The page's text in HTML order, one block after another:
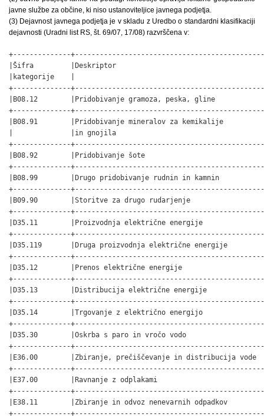
javne službe za občine, ki niso ustanoviteljice javnega podjetja.
(3) Dejavnost javnega podjetja je v skladu z Uredbo o standardni klasifikaciji
dejavnosti (Uradni list RS, št. 69/07, 17/08) razvrščena v:
+--------------+------------------------------------------------+
|Šifra         |Deskriptor                                      |
|kategorije    |                                                |
+--------------+------------------------------------------------+
|B08.12        |Pridobivanje gramoza, peska, gline              |
+--------------+------------------------------------------------+
|B08.91        |Pridobivanje mineralov za kemikalije            |
|              |in gnojila                                      |
+--------------+------------------------------------------------+
|B08.92        |Pridobivanje šote                               |
+--------------+------------------------------------------------+
|B08.99        |Drugo pridobivanje rudnin in kamnin             |
+--------------+------------------------------------------------+
|B09.90        |Storitve za drugo rudarjenje                    |
+--------------+------------------------------------------------+
|D35.11        |Proizvodnja električne energije                 |
+--------------+------------------------------------------------+
|D35.119       |Druga proizvodnja električne energije           |
+--------------+------------------------------------------------+
|D35.12        |Prenos električne energije                      |
+--------------+------------------------------------------------+
|D35.13        |Distribucija električne energije                |
+--------------+------------------------------------------------+
|D35.14        |Trgovanje z električno energijo                 |
+--------------+------------------------------------------------+
|D35.30        |Oskrba s paro in vročo vodo                     |
+--------------+------------------------------------------------+
|E36.00        |Zbiranje, prečiščevanje in distribucija vode    |
+--------------+------------------------------------------------+
|E37.00        |Ravnanje z odplakami                            |
+--------------+------------------------------------------------+
|E38.11        |Zbiranje in odvoz nenevarnih odpadkov           |
+--------------+------------------------------------------------+
|E38.12        |Zbiranje in odvoz nevarnih odpadkov             |
+--------------+------------------------------------------------+
|E38.21        |Ravnanje z nenevarnimi odpadki                  |
+--------------+------------------------------------------------+
|E38.22        |Ravnanje z nevarnimi odpadki                    |
+--------------+------------------------------------------------+
|E38.3         |Pridobivanje sekundarnih surovin                |
+--------------+------------------------------------------------+
|E38.31        |Demontaža odpadnih naprav                       |
+--------------+------------------------------------------------+
|E38.32        |Pridobivanje sekundarnih surovin                |
|              |iz ostankov in odpadkov                         |
+--------------+------------------------------------------------+
|E38.320       |Pridobivanje sekundarnih surovin                |
|              |iz ostankov in odpadkov                         |
+--------------+------------------------------------------------+
|E39.00        |Saniranje okolja in drugo ravnanje              |
|              |z odpadki                                       |
+--------------+------------------------------------------------+
|F41.10        |Organizacija izvedbe stavbnih projektov         |
+--------------+------------------------------------------------+
|F41.20        |Gradnja stanovanjskih in nestanovanjskih stavb  |
+--------------+------------------------------------------------+
|F42.11        |Gradnja cest                                    |
+--------------+------------------------------------------------+
|F42.12        |Gradnja železnic in podzemnih železnic          |
+--------------+------------------------------------------------+
|F42.13        |Gradnja mostov in predorov                      |
+--------------+------------------------------------------------+
|F42.21        |Gradnja objektov oskrbne infrastrukture         |
|              |za tekočine in pline                            |
+--------------+------------------------------------------------+
|F42.22        |Gradnja objektov oskrbne infrastrukture         |
|              |za elektriko in telekomunikacije                |
+--------------+------------------------------------------------+
|F42.91        |Gradnja vodnih objektov                         |
+--------------+------------------------------------------------+
|F42.99        |Gradnja drugih objektov nizke gradnje           |
+--------------+------------------------------------------------+
|F43.11        |Rušenje objektov                                |
+--------------+------------------------------------------------+
|F43.12        |Zemeljska pripravljalna dela                    |
+--------------+------------------------------------------------+
|F43.13        |Testno vrtanje in sondiranje                    |
+--------------+------------------------------------------------+
|F43.21        |Inštaliranje električnih napeljav in naprav     |
+--------------+------------------------------------------------+
|F43.22        |Inštaliranje vodovodnih, plinskih               |
|              |in ogrevalnih napeljav in naprav                |
+--------------+------------------------------------------------+
|F43.29        |Drugo inštaliranje pri gradnjah                 |
+--------------+------------------------------------------------+
|F43.31        |Fasaderska in štukaterska dela                  |
+--------------+------------------------------------------------+
|F43.32        |Vgrajevanje stavbnega pohištva                  |
+--------------+------------------------------------------------+
|F43.33        |Oblaganje tal in sten                           |
+--------------+------------------------------------------------+
|F43.34        |Steklarska in pleskarska dela                   |
+--------------+------------------------------------------------+
|F43.39        |Druga zaključna gradbena dela                   |
+--------------+------------------------------------------------+
|F43.91        |Postavljanje ostrešij in krovska dela           |
+--------------+------------------------------------------------+
|F43.99        |Druga specializirana gradbena dela              |
+--------------+------------------------------------------------+
|G45.20        |Vzdrževanje in popravila motornih vozil         |
+--------------+------------------------------------------------+
|G46.12        |Posredništvo pri prodaji goriv, rud, kovin,     |
|              |tehničnih kemikalij                             |
+--------------+------------------------------------------------+
|G46.13        |Posredništvo pri prodaji lesa in gradbenega     |
|              |materiala                                       |
+--------------+------------------------------------------------+
|G46.72        |Trgovina na debelo s kovinami in rudami         |
+--------------+------------------------------------------------+
|G46.73        |Trgovina na debelo z lesom, gradbenim           |
|              |materialom in sanitarno opremo                  |
+--------------+------------------------------------------------+
|G46.74        |Trgovina na debelo s kovinskimi proizvodi,      |
|              |inštalacijskim materialom, napravami            |
|              |za ogrevanje                                    |
+--------------+------------------------------------------------+
|G46.77        |Trgovina na debelo z ostanki in odpadki         |
+--------------+------------------------------------------------+
|G47.52        |Trgovina na drobno v specializiranih            |
|              |prodajalnah z gradbenim materialom, kovinskimi  |
|              |izdelki, barvami in steklom                     |
+--------------+------------------------------------------------+
|H49.41        |Cestni tovorni promet                           |
+--------------+------------------------------------------------+
|H49.42        |Selitvena dejavnost                             |
+--------------+------------------------------------------------+
|H49.50        |Cevovodni transport                             |
+--------------+------------------------------------------------+
|H52.10        |Skladiščenje                                    |
+--------------+------------------------------------------------+
|H52.21        |Spremljajoče storitvene dejavnosti              |
|              |v kopenskem prometu                             |
+--------------+------------------------------------------------+
|H52.24        |Pretovarjanje                                   |
+--------------+------------------------------------------------+
|J63.99        |Drugo informiranje                              |
+--------------+------------------------------------------------+
|L68.10        |Trgovanje z lastnimi nepremičninami             |
+--------------+------------------------------------------------+
|L68.20        |Oddajanje in obratovanje lastnih ali najetih    |
|              |nepremičnin                                     |
+--------------+------------------------------------------------+
|L68.31        |Posredništvo v prometu z nepremičninami         |
+--------------